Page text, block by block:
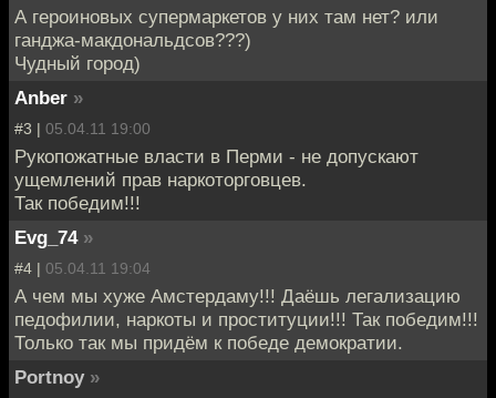
А героиновых супермаркетов у них там нет? или
ганджа-макдональдсов???)
Чудный город)
Anber »
#3 | 05.04.11 19:00
Рукопожатные власти в Перми - не допускают
ущемлений прав наркоторговцев.
Так победим!!!
Evg_74 »
#4 | 05.04.11 19:04
А чем мы хуже Амстердаму!!! Даёшь легализацию
педофилии, наркоты и проституции!!! Так победим!!!
Только так мы придём к победе демократии.
Portnoy »